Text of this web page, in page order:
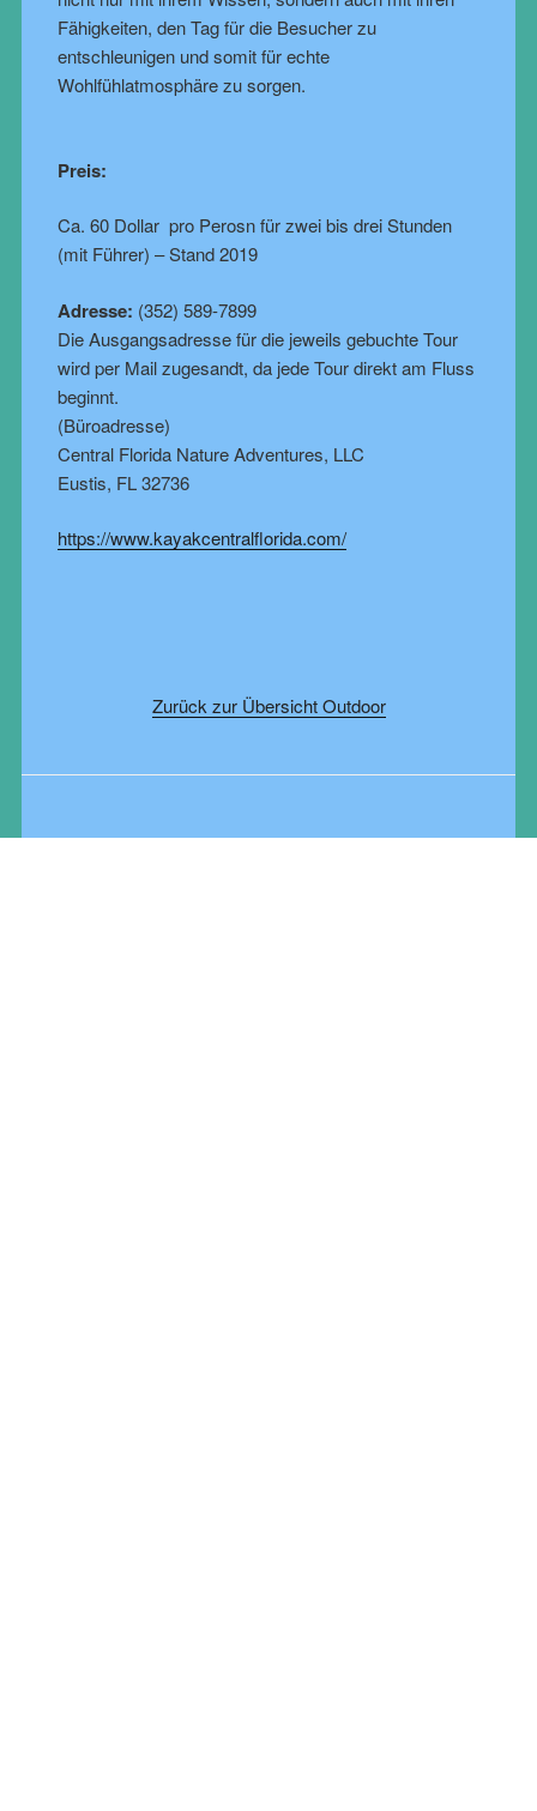
Fähigkeiten, den Tag für die Besucher zu
entschleunigen und somit für echte
Wohlfühlatmosphäre zu sorgen.
Preis:
Ca. 60 Dollar pro Perosn für zwei bis drei Stunden
(mit Führer) – Stand 2019
Adresse: (352) 589-7899
Die Ausgangsadresse für die jeweils gebuchte Tour
wird per Mail zugesandt, da jede Tour direkt am Fluss
beginnt.
(Büroadresse)
Central Florida Nature Adventures, LLC
Eustis, FL 32736
https://www.kayakcentralflorida.com/
Zurück zur Übersicht Outdoor